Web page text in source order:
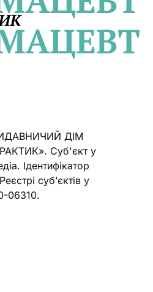
ДІМ
Cуб'єкт у
Ідентифікатор
суб’єктів у
06310.